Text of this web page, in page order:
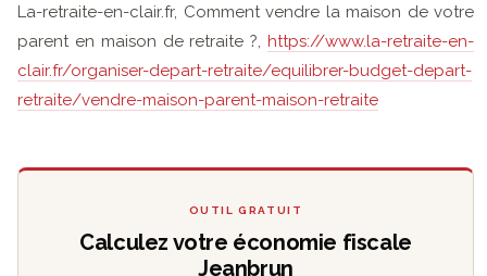
La-retraite-en-clair.fr, Comment vendre la maison de votre
parent en maison de retraite ?, https://www.la-retraite-en-
clair.fr/organiser-depart-retraite/equilibrer-budget-depart-
retraite/vendre-maison-parent-maison-retraite
OUTIL GRATUIT
Calculez votre économie fiscale
Jeanbrun